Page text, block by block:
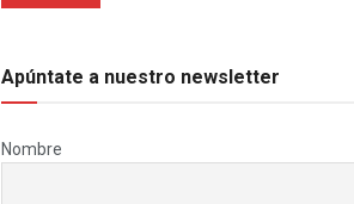
Apúntate a nuestro newsletter
Nombre